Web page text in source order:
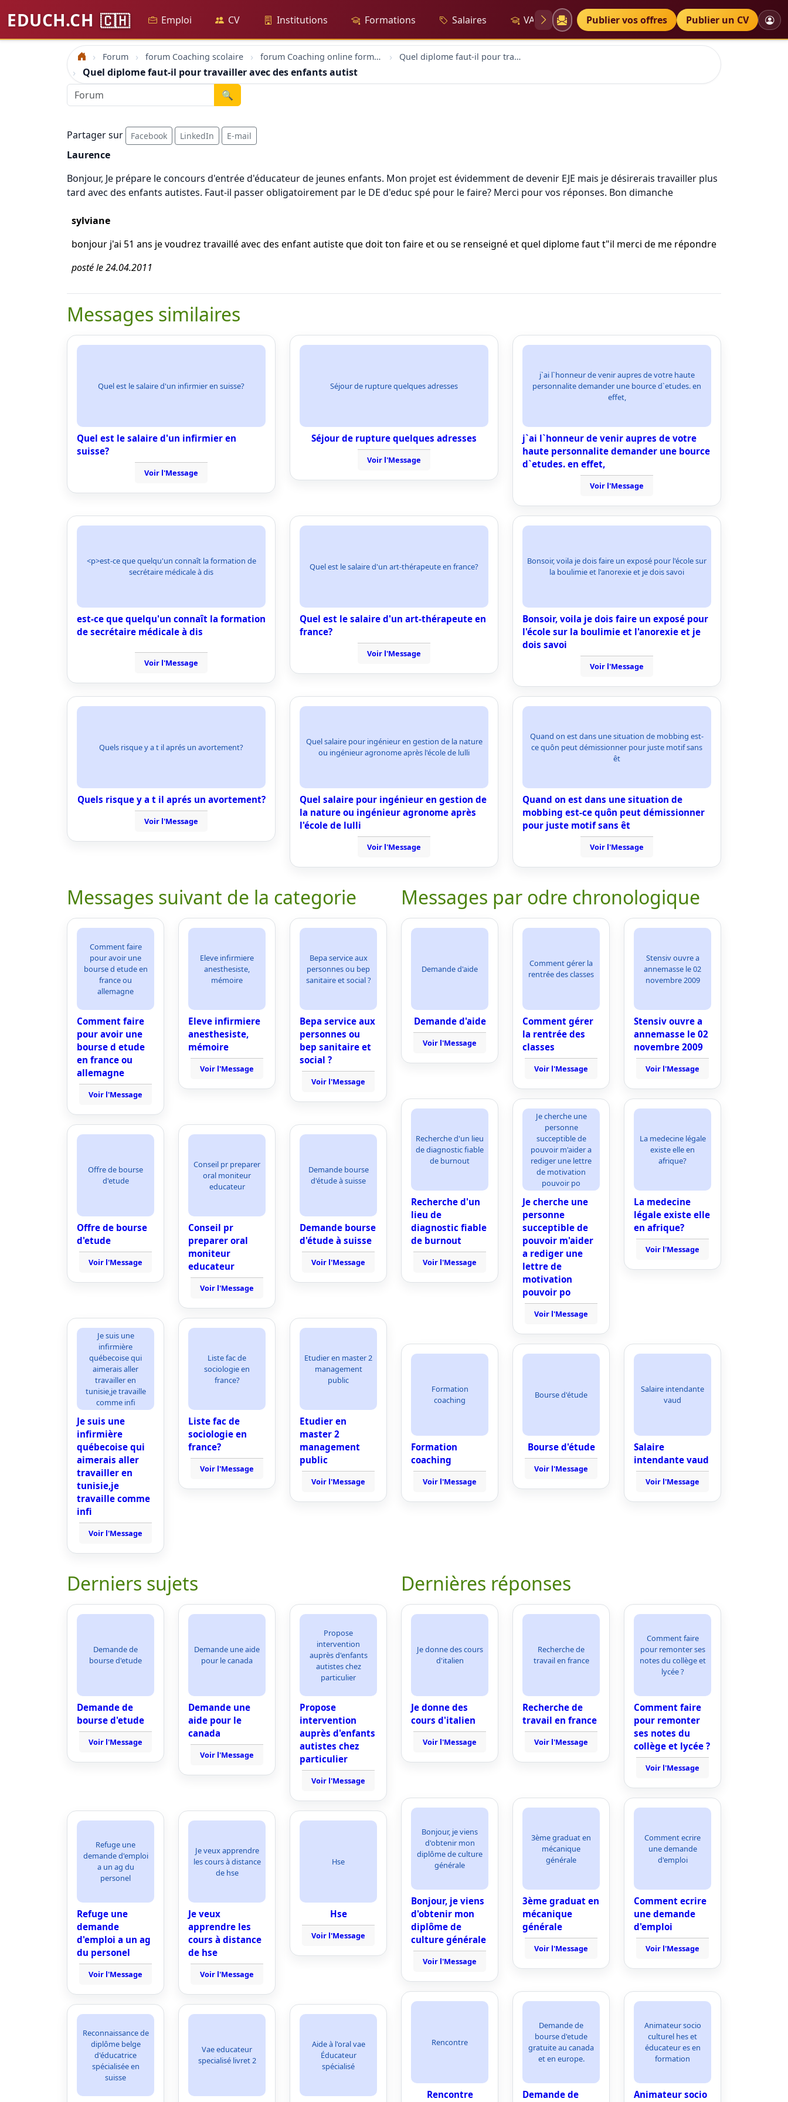
EDUCH.CH 🇨🇭 Emploi CV Institutions Formations Salaires VAE Diplômes Petites annonces
Publier vos offres Publier un CV
Accueil Forum forum Coaching scolaire forum Coaching online formation professionelle emploi education Quel diplome faut-il pour travailler avec des enfants autistes?
Quel diplome faut-il pour travailler avec des enfants autistes?
🔍
Partager sur Facebook LinkedIn E-mail
Laurence
Bonjour, Je prépare le concours d'entrée d'éducateur de jeunes enfants. Mon projet est évidemment de devenir EJE mais je désirerais travailler plus
tard avec des enfants autistes. Faut-il passer obligatoirement par le DE d'educ spé pour le faire? Merci pour vos réponses. Bon dimanche
sylviane
bonjour j'ai 51 ans je voudrez travaillé avec des enfant autiste que doit ton faire et ou se renseigné et quel diplome faut t"il merci de me répondre
posté le 24.04.2011
Messages similaires
Quel est le salaire d'un infirmier en suisse?
Quel est le salaire d'un infirmier en
suisse?
Voir l'Message
Séjour de rupture quelques adresses
Séjour de rupture quelques adresses
Voir l'Message
j`ai l`honneur de venir aupres de votre haute
personnalite demander une bource d`etudes. en
effet,
j`ai l`honneur de venir aupres de votre
haute personnalite demander une bource
d`etudes. en effet,
Voir l'Message
<p>est-ce que quelqu'un connaît la formation de
secrétaire médicale à dis
est-ce que quelqu'un connaît la formation
de secrétaire médicale à dis
Voir l'Message
Quel est le salaire d'un art-thérapeute en france?
Quel est le salaire d'un art-thérapeute en
france?
Voir l'Message
Bonsoir, voila je dois faire un exposé pour l'école sur
la boulimie et l'anorexie et je dois savoi
Bonsoir, voila je dois faire un exposé pour
l'école sur la boulimie et l'anorexie et je
dois savoi
Voir l'Message
Quels risque y a t il aprés un avortement?
Quels risque y a t il aprés un avortement?
Voir l'Message
Quel salaire pour ingénieur en gestion de la nature
ou ingénieur agronome après l'école de lulli
Quel salaire pour ingénieur en gestion de
la nature ou ingénieur agronome après
l'école de lulli
Voir l'Message
Quand on est dans une situation de mobbing est-
ce quôn peut démissionner pour juste motif sans
êt
Quand on est dans une situation de
mobbing est-ce quôn peut démissionner
pour juste motif sans êt
Voir l'Message
Messages suivant de la categorie
Comment faire
pour avoir une
bourse d etude en
france ou
allemagne
Comment faire
pour avoir une
bourse d etude
en france ou
allemagne
Voir l'Message
Eleve infirmiere
anesthesiste,
mémoire
Eleve infirmiere
anesthesiste,
mémoire
Voir l'Message
Bepa service aux
personnes ou bep
sanitaire et social ?
Bepa service aux
personnes ou
bep sanitaire et
social ?
Voir l'Message
Offre de bourse
d'etude
Offre de bourse
d'etude
Voir l'Message
Conseil pr preparer
oral moniteur
educateur
Conseil pr
preparer oral
moniteur
educateur
Voir l'Message
Demande bourse
d'étude à suisse
Demande bourse
d'étude à suisse
Voir l'Message
Je suis une
infirmière
québecoise qui
aimerais aller
travailler en
tunisie,je travaille
comme infi
Je suis une
infirmière
québecoise qui
aimerais aller
travailler en
tunisie,je
travaille comme
infi
Voir l'Message
Liste fac de
sociologie en
france?
Liste fac de
sociologie en
france?
Voir l'Message
Etudier en master 2
management
public
Etudier en
master 2
management
public
Voir l'Message
Messages par odre chronologique
Demande d'aide
Demande d'aide
Voir l'Message
Comment gérer la
rentrée des classes
Comment gérer
la rentrée des
classes
Voir l'Message
Stensiv ouvre a
annemasse le 02
novembre 2009
Stensiv ouvre a
annemasse le 02
novembre 2009
Voir l'Message
Recherche d'un lieu
de diagnostic fiable
de burnout
Recherche d'un
lieu de
diagnostic fiable
de burnout
Voir l'Message
Je cherche une
personne
succeptible de
pouvoir m'aider a
rediger une lettre
de motivation
pouvoir po
Je cherche une
personne
succeptible de
pouvoir m'aider
a rediger une
lettre de
motivation
pouvoir po
Voir l'Message
La medecine légale
existe elle en
afrique?
La medecine
légale existe elle
en afrique?
Voir l'Message
Formation
coaching
Formation
coaching
Voir l'Message
Bourse d'étude
Bourse d'étude
Voir l'Message
Salaire intendante
vaud
Salaire
intendante vaud
Voir l'Message
Derniers sujets
Demande de
bourse d'etude
Demande de
bourse d'etude
Voir l'Message
Demande une aide
pour le canada
Demande une
aide pour le
canada
Voir l'Message
Propose
intervention
auprès d'enfants
autistes chez
particulier
Propose
intervention
auprès d'enfants
autistes chez
particulier
Voir l'Message
Refuge une
demande d'emploi
a un ag du
personel
Refuge une
demande
d'emploi a un ag
du personel
Voir l'Message
Je veux apprendre
les cours à distance
de hse
Je veux
apprendre les
cours à distance
de hse
Voir l'Message
Hse
Hse
Voir l'Message
Reconnaissance de
diplôme belge
d'éducatrice
spécialisée en
suisse
Vae educateur
specialisé livret 2
Aide à l'oral vae
Éducateur
spécialisé
Dernières réponses
Je donne des cours
d'italien
Je donne des
cours d'italien
Voir l'Message
Recherche de
travail en france
Recherche de
travail en france
Voir l'Message
Comment faire
pour remonter ses
notes du collège et
lycée ?
Comment faire
pour remonter
ses notes du
collège et lycée ?
Voir l'Message
Bonjour, je viens
d'obtenir mon
diplôme de culture
générale
Bonjour, je viens
d'obtenir mon
diplôme de
culture générale
Voir l'Message
3ème graduat en
mécanique
générale
3ème graduat en
mécanique
générale
Voir l'Message
Comment ecrire
une demande
d'emploi
Comment ecrire
une demande
d'emploi
Voir l'Message
Rencontre
Rencontre
Demande de
bourse d'etude
gratuite au canada
et en europe.
Demande de
Animateur socio
culturel hes et
éducateur es en
formation
Animateur socio